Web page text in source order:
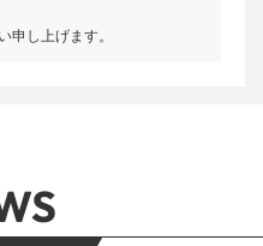
申し上げます。